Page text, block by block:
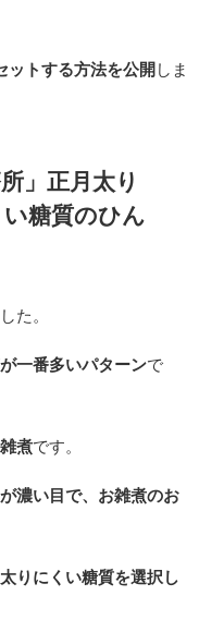
ットする方法を公開 しま
」正月太り
糖質のひん
た。
一番多いパターンで
煮です。
濃い目で、お雑煮のお
太りにくい糖質を選択し